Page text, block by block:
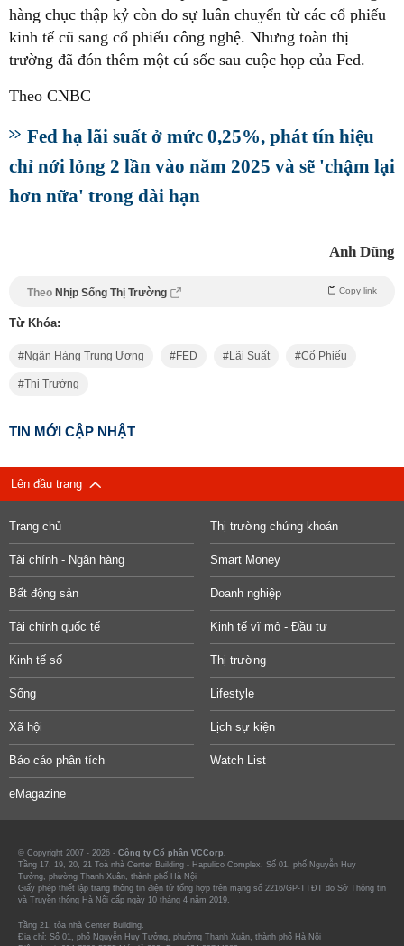
hàng chục thập kỷ còn do sự luân chuyển từ các cổ phiếu
kinh tế cũ sang cổ phiếu công nghệ. Nhưng toàn thị
trường đã đón thêm một cú sốc sau cuộc họp của Fed.
Theo CNBC
Fed hạ lãi suất ở mức 0,25%, phát tín hiệu
chỉ nới lỏng 2 lần vào năm 2025 và sẽ 'chậm lại
hơn nữa' trong dài hạn
Anh Dũng
Theo Nhịp Sống Thị Trường Copy link
Từ Khóa:
Ngân Hàng Trung Ương FED Lãi Suất Cổ Phiếu
Thị Trường
TIN MỚI CẬP NHẬT
Lên đầu trang
Trang chủ Thị trường chứng khoán
Tài chính - Ngân hàng Smart Money
Bất động sản Doanh nghiệp
Tài chính quốc tế Kinh tế vĩ mô - Đầu tư
Kinh tế số Thị trường
Sống Lifestyle
Xã hội Lịch sự kiện
Báo cáo phân tích Watch List
eMagazine
© Copyright 2007 - 2026 - Công ty Cổ phần VCCorp.
Tầng 17, 19, 20, 21 Toà nhà Center Building - Hapulico Complex, Số 01, phố Nguyễn Huy
Tưởng, phường Thanh Xuân, thành phố Hà Nội
Giấy phép thiết lập trang thông tin điện tử tổng hợp trên mạng số 2216/GP-TTĐT do Sở Thông tin
và Truyền thông Hà Nội cấp ngày 10 tháng 4 năm 2019.
Tầng 21, tòa nhà Center Building.
Địa chỉ: Số 01, phố Nguyễn Huy Tưởng, phường Thanh Xuân, thành phố Hà Nội